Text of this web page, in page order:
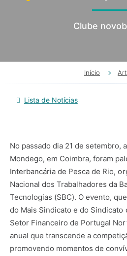
Clube
Início
Lista de Notícias
No passado dia 21 de setembro,
Mondego, em Coimbra, foram
Interbancária de Pesca de Rio,
Nacional dos Trabalhadores da
Tecnologias (SBC). O evento,
do Mais Sindicato e do Sindicato
Setor Financeiro de Portugal
anual que transcende a
promovendo momentos de